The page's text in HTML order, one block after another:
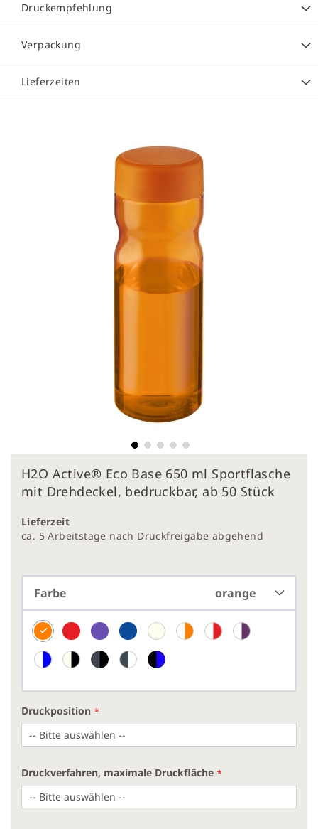
Bildergalerie
springen
Anfang
der
Bildergalerie
H2O Active® Eco Base 650 ml Sportflasche
mit Drehdeckel, bedruckbar, ab 50 Stück
Lieferzeit
ca. 5 Arbeitstage nach Druckfreigabe abgehend
Farbe orange
Druckposition
Druckverfahren, maximale Druckfläche
Druckempfehlung
Verpackung
Lieferzeiten